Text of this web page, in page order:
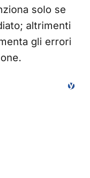
solo se
altrimenti
gli errori